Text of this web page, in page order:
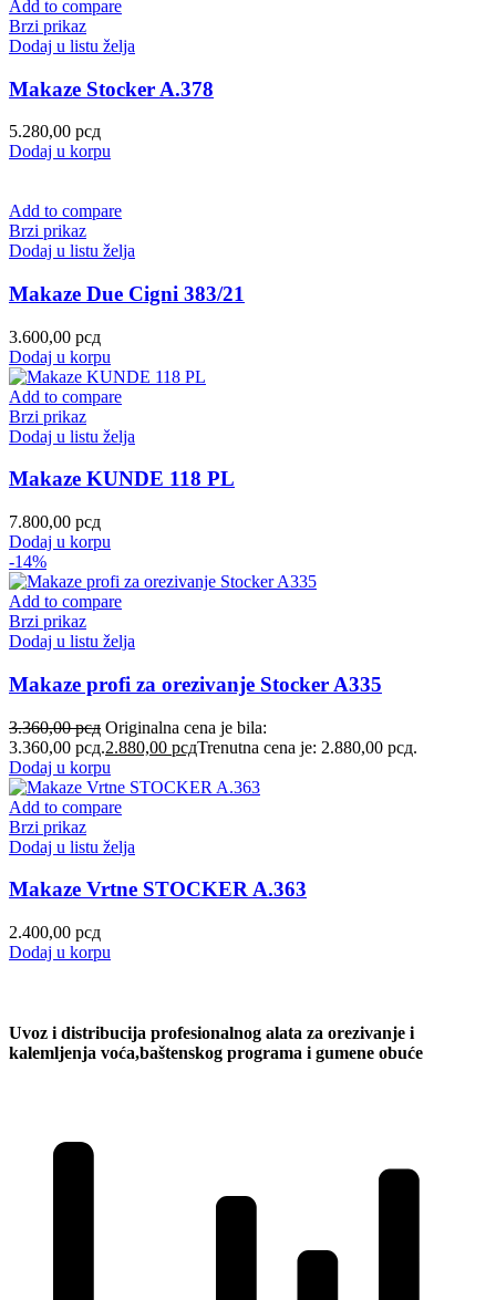
Add to compare
Brzi prikaz
Dodaj u listu želja
Makaze Stocker A.378
5.280,00 рсд
Dodaj u korpu
Add to compare
Brzi prikaz
Dodaj u listu želja
Makaze Due Cigni 383/21
3.600,00 рсд
Dodaj u korpu
Add to compare
Brzi prikaz
Dodaj u listu želja
Makaze KUNDE 118 PL
7.800,00 рсд
Dodaj u korpu
-14%
Add to compare
Brzi prikaz
Dodaj u listu želja
Makaze profi za orezivanje Stocker A335
3.360,00рсд Originalna cena je bila:
3.360,00 рсд.2.880,00 рсдTrenutna cena je: 2.880,00 рсд.
Dodaj u korpu
Add to compare
Brzi prikaz
Dodaj u listu želja
Makaze Vrtne STOCKER A.363
2.400,00 рсд
Dodaj u korpu
Uvoz i distribucija profesionalnog alata za orezivanje i
kalemljenja voća,baštenskog programa i gumene obuće